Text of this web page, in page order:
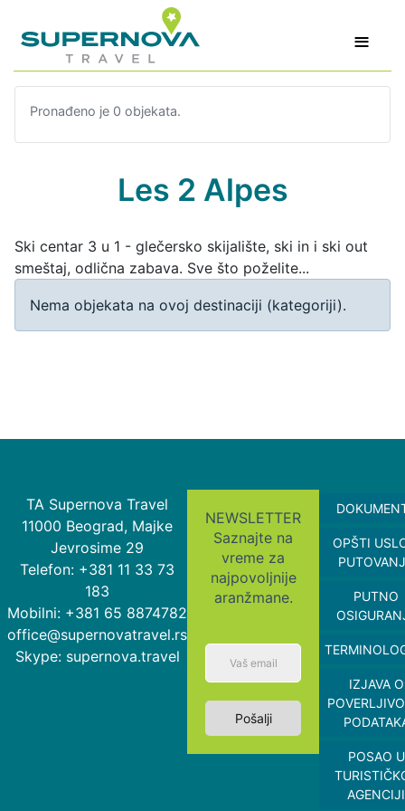
≡
Les 2 Alpes
Ski centar 3 u 1 - glečersko skijalište, ski in i ski out
smeštaj, odlična zabava. Sve što poželite...
Info
Nema objekata na ovoj destinaciji (kategoriji).
Pronađeno je 0 objekata.
TA Supernova Travel
11000 Beograd, Majke
Jevrosime 29
Telefon: +381 11 33 73
183
Mobilni: +381 65 8874782
office@supernovatravel.rs
Skype: supernova.travel
NEWSLETTER
Saznajte na
vreme za
najpovoljnije
aranžmane.
Pošalji
OPŠTI
PUTNO
IZJAVA O
POSAO U
AGENCIJI